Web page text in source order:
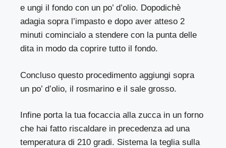
e ungi il fondo con un po’ d’olio. Dopodichè
adagia sopra l’impasto e dopo aver atteso 2
minuti comincialo a stendere con la punta delle
dita in modo da coprire tutto il fondo.
Concluso questo procedimento aggiungi sopra
un po’ d’olio, il rosmarino e il sale grosso.
Infine porta la tua focaccia alla zucca in un forno
che hai fatto riscaldare in precedenza ad una
temperatura di 210 gradi. Sistema la teglia sulla